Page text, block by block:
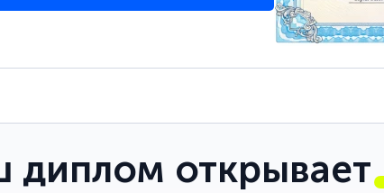
диплом открывает